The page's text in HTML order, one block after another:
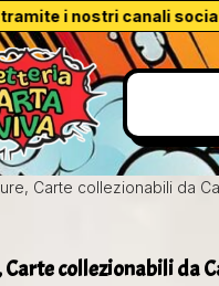
nostri canali social
Carte collezionabili da
Carte collezionabili da